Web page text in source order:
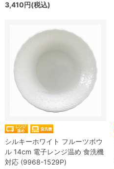
3,410円(税込)
シルキーホワイト フルーツボウ
ル 14cm 電子レンジ温め 食洗機
対応 (9968-1529P)